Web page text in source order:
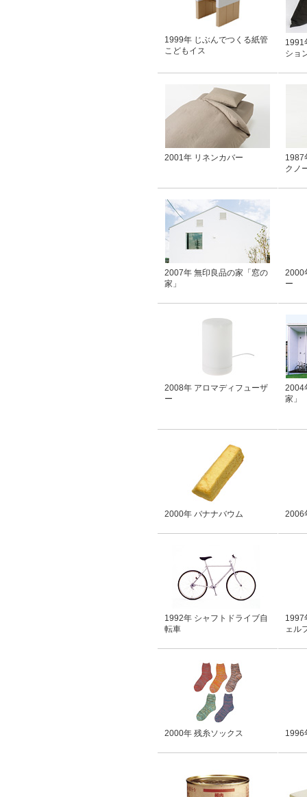
1999年 じぶんでつくる紙管
こどもイス
1991
ショ
2001年 リネンカバー
1987
クノ
2007年 無印良品の家「窓の
家」
2000
ー
2008年 アロマディフューザ
ー
2004
家」
2000年 バナナバウム 2006
1992年 シャフトドライブ自
転車
1997
ェル
2000年 残糸ソックス 1996